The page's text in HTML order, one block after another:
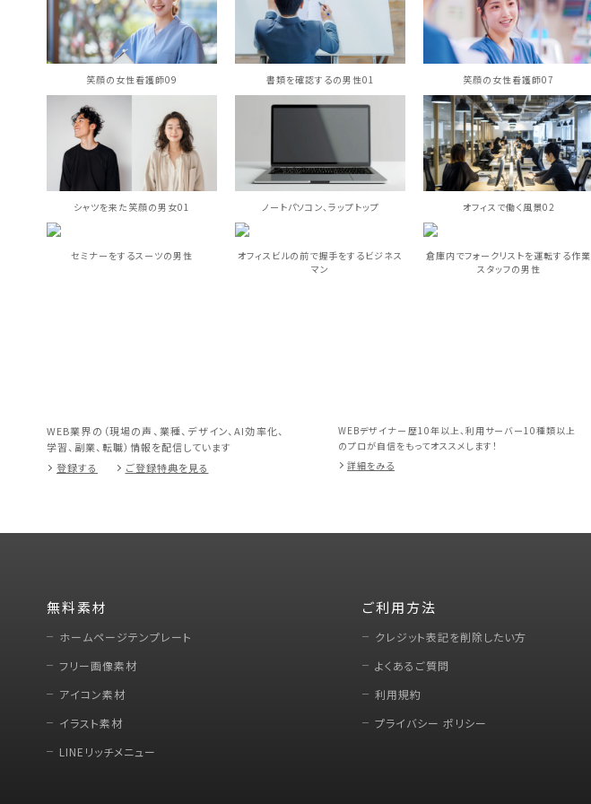
笑顔の女性看護師09 書類を確認するの男性01 笑顔の女性看護師07
シャツを来た笑顔の男女01 ノートパソコン、ラップトップ オフィスで働く風景02
セミナーをするスーツの男性
オフィスビルの前で握手をするビジネス
マン
倉庫内でフォークリストを運転する作業
スタッフの男性
WEB業界の（現場の声、業種、デザイン、AI効率化、
学習、副業、転職）情報を配信しています
登録する
ご登録特典を見る
WEBデザイナー歴10年以上、利用サーバー10種類以上
のプロが自信をもってオススメします！
詳細をみる
無料素材
ホームページテンプレート
フリー画像素材
アイコン素材
イラスト素材
LINEリッチメニュー
ご利用方法
クレジット表記を削除したい方
よくあるご質問
利用規約
プライバシー ポリシー